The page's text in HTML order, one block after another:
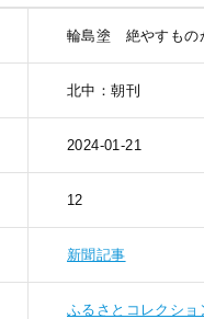
輪島塗 絶やすもの
北中：朝刊
2024-01-21
12
新聞記事
ふるさとコレクショ